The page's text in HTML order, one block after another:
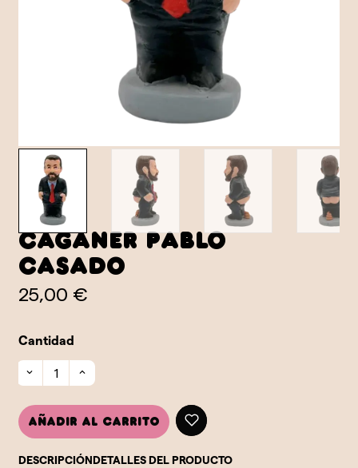
Caganer Pablo
Casado
25,00 €
Cantidad
Añadir al carrito
DESCRIPCIÓNDETALLES DEL PRODUCTO